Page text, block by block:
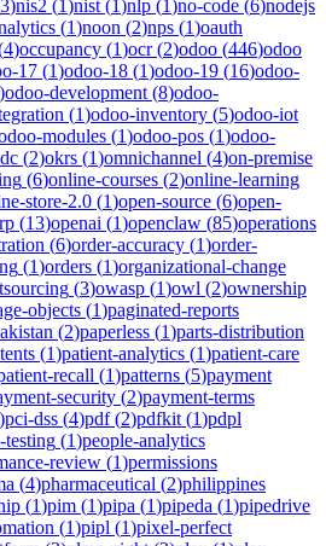
3)nis2 (1)nist (1)nlp (1)no-code (6)nodejs
(1)noon (2)nps (1)oauth
4)occupancy (1)ocr(2)odoo (446)odoo
17 (1)odoo-18 (1)odoo-19 (16)odoo-
)odoo-development (8)odoo-
(1)odoo-inventory (5)odoo-iot
modules (1)odoo-pos (1)odoo-
(2)okrs (1)omnichannel (4)on-premise
(6)online-courses (2)online-learning
store-2.0 (1)open-source (6)open-
(13)openai (1)openclaw (85)operations
(6)order-accuracy (1)order-
(1)orders (1)organizational-change
(3)owasp (1)owl (2)ownership
objects (1)paginated-reports
(2)paperless (1)parts-distribution
(1)patient-analytics (1)patient-care
recall (1)patterns (5)payment
security (2)payment-terms
)pci-dss (4)pdf(2)pdfkit (1)pdpl
testing (1)people-analytics
review (1)permissions
(4)pharmaceutical (2)philippines
(1)pim (1)pipa (1)pipeda (1)pipedrive
(1)pipl (1)pixel-perfect